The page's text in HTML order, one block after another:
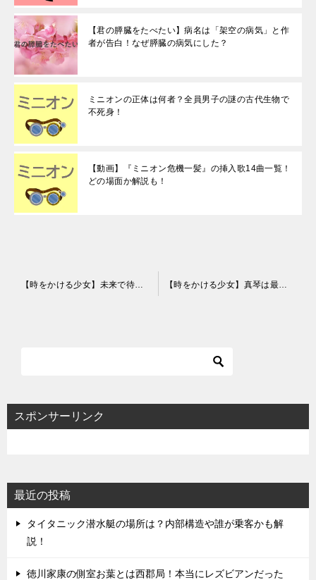
【君の膵臓をたべたい】病名は「架空の病気」と作
者が告白！なぜ膵臓の病気にした？
ミニオンの正体は何者？全員男子の謎の古代生物で
不死身！
【動画】『ミニオン危機一髪』の挿入歌14曲一覧！
どの場面か解説も！
シスポンサーリンク
最近の投稿
タイタニック潜水艇の場所は？内部構造や誰が乗客かも解
説！
徳川家康の側室お葉とは西郡局！本当にレズビアンだった